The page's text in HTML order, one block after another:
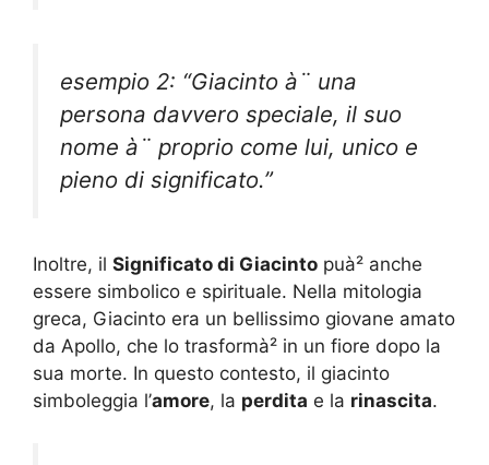
esempio 2: “Giacinto à¨ una
persona davvero speciale, il suo
nome à¨ proprio come lui, unico e
pieno di significato.”
Inoltre, il Significato di Giacinto puà² anche
essere simbolico e spirituale. Nella mitologia
greca, Giacinto era un bellissimo giovane amato
da Apollo, che lo trasformà² in un fiore dopo la
sua morte. In questo contesto, il giacinto
simboleggia l’amore, la perdita e la rinascita.